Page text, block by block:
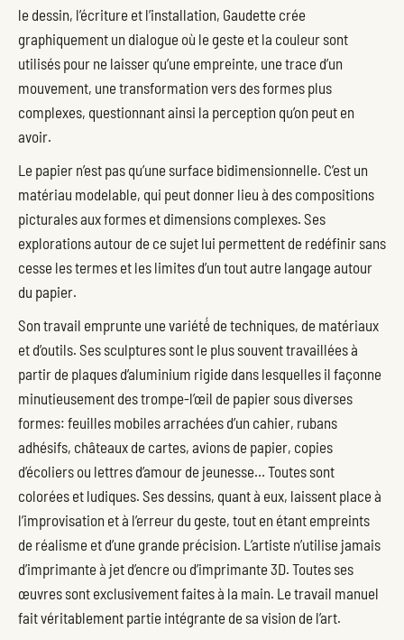
le dessin, l’écriture et l’installation, Gaudette crée
graphiquement un dialogue où le geste et la couleur sont
utilisés pour ne laisser qu’une empreinte, une trace d’un
mouvement, une transformation vers des formes plus
complexes, questionnant ainsi la perception qu’on peut en
avoir.
Le papier n’est pas qu’une surface bidimensionnelle. C’est un
matériau modelable, qui peut donner lieu à des compositions
picturales aux formes et dimensions complexes. Ses
explorations autour de ce sujet lui permettent de redéfinir sans
cesse les termes et les limites d’un tout autre langage autour
du papier.
Son travail emprunte une variété́ de techniques, de matériaux
et d’outils. Ses sculptures sont le plus souvent travaillées à
partir de plaques d’aluminium rigide dans lesquelles il façonne
minutieusement des trompe-l’œil de papier sous diverses
formes: feuilles mobiles arrachées d’un cahier, rubans
adhésifs, châteaux de cartes, avions de papier, copies
d’écoliers ou lettres d’amour de jeunesse… Toutes sont
colorées et ludiques. Ses dessins, quant à eux, laissent place à
l’improvisation et à l’erreur du geste, tout en étant empreints
de réalisme et d’une grande précision. L’artiste n’utilise jamais
d’imprimante à jet d’encre ou d’imprimante 3D. Toutes ses
œuvres sont exclusivement faites à la main. Le travail manuel
fait véritablement partie intégrante de sa vision de l’art.